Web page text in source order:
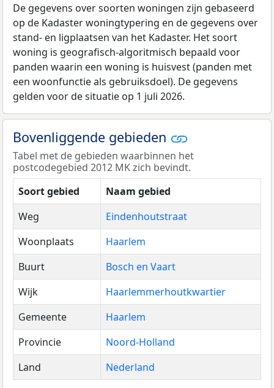
De gegevens over soorten woningen zijn gebaseerd
op de Kadaster woningtypering en de gegevens over
stand- en ligplaatsen van het Kadaster. Het soort
woning is geografisch-algoritmisch bepaald voor
panden waarin een woning is huisvest (panden met
een woonfunctie als gebruiksdoel). De gegevens
gelden voor de situatie op 1 juli 2026.
Bovenliggende gebieden
Tabel met de gebieden waarbinnen het
postcodegebied 2012 MK zich bevindt.
Soort gebied
Naam gebied
Weg
Eindenhoutstraat
Woonplaats
Haarlem
Buurt
Bosch en Vaart
Wijk
Haarlemmerhoutkwartier
Gemeente
Haarlem
Provincie
Noord-Holland
Land
Nederland